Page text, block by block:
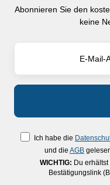
Abonnieren Sie den
keine
Ich habe die
und die AGB
WICHTIG: Du
Bestätigungslink